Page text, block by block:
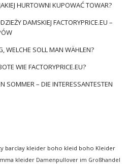
HURTOWNI KUPOWAĆ TOWAR?
DAMSKIEJ FACTORYPRICE.EU –
WELCHE SOLL MAN WÄHLEN?
WIE FACTORYPRICE.EU?
SOMMER – DIE INTERESSANTESTEN
barclay kleider boho kleid boho Kleider
kleider Damenpullover im Großhandel